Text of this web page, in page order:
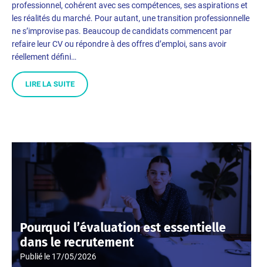
professionnel, cohérent avec ses compétences, ses aspirations et
les réalités du marché. Pour autant, une transition professionnelle
ne s’improvise pas. Beaucoup de candidats commencent par
refaire leur CV ou répondre à des offres d’emploi, sans avoir
réellement défini…
LIRE LA SUITE
Pourquoi l’évaluation est essentielle
dans le recrutement
Publié le 17/05/2026